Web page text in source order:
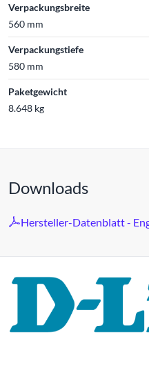
Verpackungsbreite
560 mm
Verpackungstiefe
580 mm
Paketgewicht
8.648 kg
Downloads
Hersteller-Datenblatt -